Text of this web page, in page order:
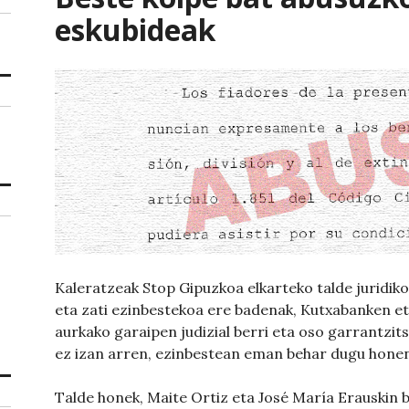
eskubideak
Kaleratzeak Stop Gipuzkoa elkarteko talde
eta zati ezinbestekoa ere badenak, Kutxabanken
aurkako garaipen judizial berri eta oso
ez izan arren, ezinbestean eman behar dugu
Talde honek, Maite Ortiz eta José María